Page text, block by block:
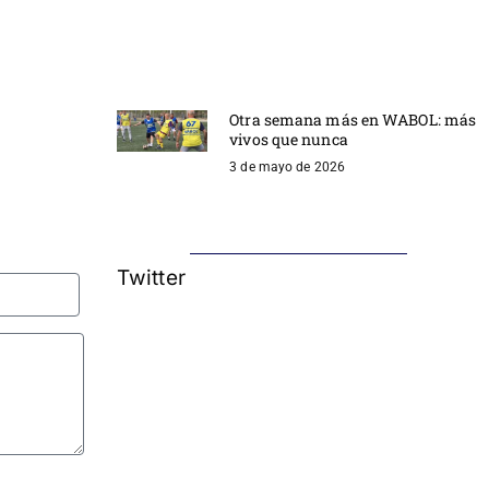
Otra semana más en WABOL: más
vivos que nunca
3 de mayo de 2026
Twitter